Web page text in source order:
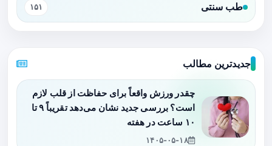
طب سنتی ۱۵۱
جدیدترین مطالب
چقدر ورزش واقعاً برای حفاظت از قلب لازم
است؟ بررسی جدید نشان می‌دهد تقریباً ۹ تا
۱۰ ساعت در هفته
۱۴۰۵-۰۵-۱۸